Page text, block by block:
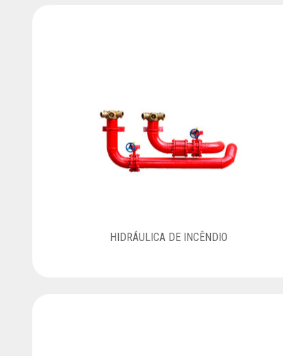
HIDRÁULICA DE INCÊNDIO